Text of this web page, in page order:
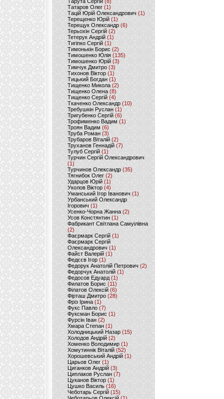
Татаров Олег(1)
Тацій Юрій Олександрович(1)
Терещенко Юрій(1)
Терещук Олександр(6)
Терьохін Сергій (2)
Тетерук Андрій (1)
Тигіпко Сергій(1)
Тимонькін Борис (2)
Тимошенко Юлія (135)
Тимошенко Юрій(3)
Тимчук Дмитро (3)
Тихонов Віктор (1)
Тицький Богдан (1)
Тищенко Микола (2)
Тищенко Олена (8)
Тищенко Сергій (4)
Ткаченко Олександр (10)
Требушкін Руслан (1)
Тригубенко Сергій(6)
Трофименко Вадим (1)
Троян Вадим (6)
Труба Роман(3)
Трубаров Віталій (2)
Труханов Геннадій (7)
Тулуб Сергій(1)
Турчин Сергій Олександрович
(1)
Турчинов Олександр(35)
Тягнибок Олег (2)
Ударцов Юрій (1)
Уколов Віктор(4)
Уманський Ігор Іванович(1)
Урбанський Олександр
Ігорович (1)
Усенко-Чорна Жанна (2)
Усов Констянтин(1)
Фабрикант Світлана Самуілівна
(2)
Фаєрмарк Сергій(1)
Фаєрмарк Сергій
Олександрович (1)
Файст Валерій(1)
Федєєв Ігор (1)
Федорук Анатолій Петрович (2)
Федорчук Анатолій (1)
Федосов Едуард (1)
Филатов Борис (11)
Філатов Олексій (6)
Фірташ Дмитро (28)
Фріз Ірина (1)
Фукс Павло (7)
Фуксман Борис (1)
Фурсін Іван (2)
Хмара Степан(1)
Холодницький Назар(15)
Холодов Андрій (2)
Хоменко Володимир (1)
Хомутиннік Віталій (52)
Хорошевський Андрій (1)
Царьов Олег (1)
Циганков Андрій (3)
Циплаков Руслан(7)
Цуканов Віктор (1)
Цушко Василь (16)
Чеботарь Сергій (15)